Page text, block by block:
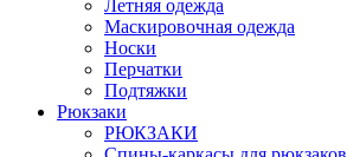
Летняя одежда
Маскировочная одежда
Носки
Перчатки
Подтяжки
Рюкзаки
РЮКЗАКИ